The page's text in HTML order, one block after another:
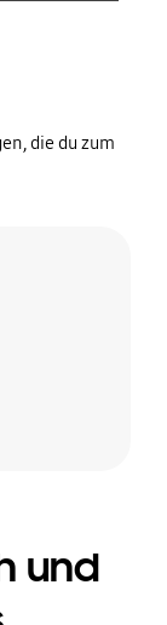
die du zum
und